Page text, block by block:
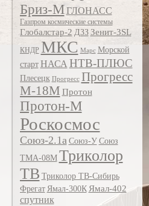
Бриз-МГЛОНАСС
Газпром космические системы
Глобалстар-2 ДЗЗ Зенит-3SL
КНДР МКС Марс Морской
старт НАСА НТВ-ПЛЮС
Плесецк Прогресс Прогресс
М-18М Протон
Протон-М
Роскосмос
Союз-2.1а Союз-У Союз
ТМА-08М Триколор
ТВ Триколор ТВ-Сибирь
Фрегат Ямал-300К Ямал-402
спутник